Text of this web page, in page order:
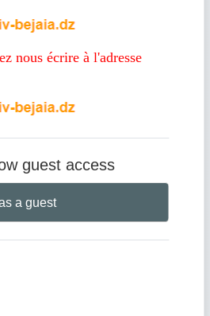
nous écrire à l'adresse
guest access
a guest